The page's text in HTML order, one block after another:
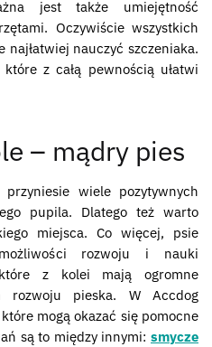
jest także umiejętność
Oczywiście wszystkich
nauczyć szczeniaka.
z całą pewnością ułatwi
– mądry pies
wiele pozytywnych
pupila. Dlatego też warto
miejsca. Co więcej, psie
rozwoju i nauki
które z kolei mają ogromne
rozwoju pieska. W Accdog
mogą okazać się pomocne
są to między innymi: smycze